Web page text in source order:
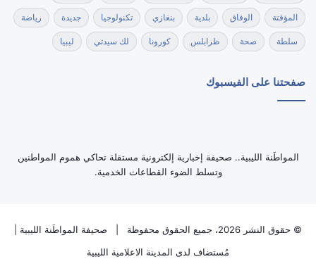
المؤقتة الوفاق بلدية بنغازي تكنولوجيا جديدة رياضة
سلطة صحة طرابلس كورونا لك سيدتي ليبيا
صفحتنا على الفيسبوك
‏المواطَنة الليبية.. صحيفة إخبارية إلكترونية مستقلة تحاكي هموم المواطنين
وتسلط الضوء القطاعات الخدمية.
© حقوق النشر 2026، جميع الحقوق محفوظة | صحيفة المواطَنة الليبية
مُستضاف لدى المدينة الاعلامية الليبية